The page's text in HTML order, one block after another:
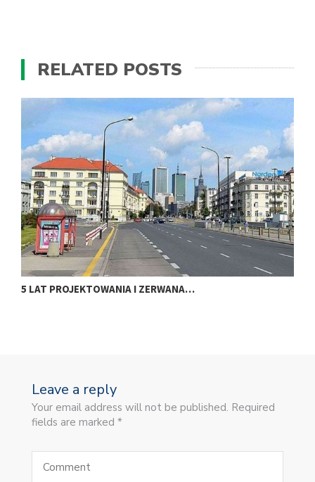
RELATED POSTS
5 LAT PROJEKTOWANIA I ZERWANA…
Leave a reply
Your email address will not be published. Required
fields are marked *